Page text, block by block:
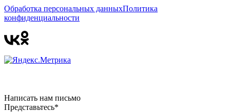
Обработка персональных данныхПолитика
конфиденциальности
Написать нам письмо
Представьтесь*